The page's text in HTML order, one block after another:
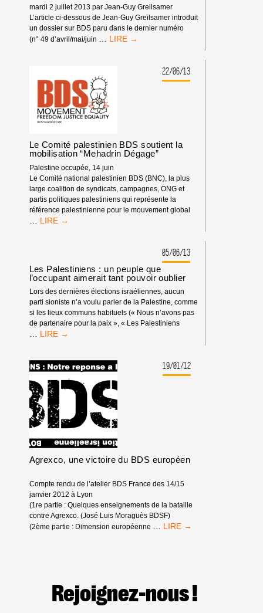
mardi 2 juillet 2013 par Jean-Guy Greilsamer
L’article ci-dessous de Jean-Guy Greilsamer introduit
un dossier sur BDS paru dans le dernier numéro
(n° 49 d’avril/mai/juin … BDS,
MAJEUR
POUR
UNE
PAIX
PALESTINIENS
ET
ISRAÉLIENS
!
22/06/13
Le Comité palestinien BDS soutient la
mobilisation “Mehadrin Dégage”
Palestine occupée, 14 juin
Le Comité national palestinien BDS (BNC), la plus
large coalition de syndicats, campagnes, ONG et
partis politiques palestiniens qui représente la
référence palestinienne pour le mouvement global
LE
LA
MOBILISATION
“MEHADRIN
DÉGAGE”
05/06/13
Les Palestiniens : un peuple que
l’occupant aimerait tant pouvoir oublier
Lors des dernières élections israéliennes, aucun
parti sioniste n’a voulu parler de la Palestine, comme
si les lieux communs habituels (« Nous n’avons pas
de partenaire pour la paix », « Les Palestiniens
… LES
UN
QUE
L’OCCUPANT
AIMERAIT
TANT
POUVOIR
OUBLIER
19/01/12
Agrexco, une victoire du BDS européen
Compte rendu de l’atelier BDS France des 14/15
janvier 2012 à Lyon
(1re partie : Quelques enseignements de la bataille
contre Agrexco. (José Luis Moraguès BDSF)
(2ème partie : Dimension européenne … AGREXCO,
Rejoignez-nous !